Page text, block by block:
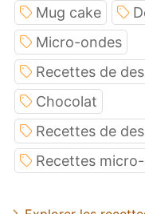
Mug cake
Micro-ondes
Recettes de
Chocolat
Recettes de
Recettes